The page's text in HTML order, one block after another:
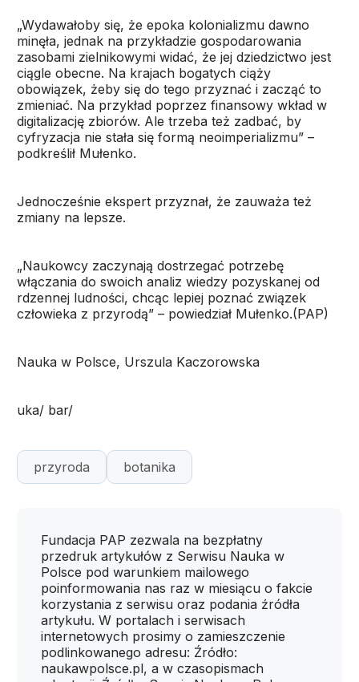
„Wydawałoby się, że epoka kolonializmu dawno
minęła, jednak na przykładzie gospodarowania
zasobami zielnikowymi widać, że jej dziedzictwo jest
ciągle obecne. Na krajach bogatych ciąży
obowiązek, żeby się do tego przyznać i zacząć to
zmieniać. Na przykład poprzez finansowy wkład w
digitalizację zbiorów. Ale trzeba też zadbać, by
cyfryzacja nie stała się formą neoimperializmu” –
podkreślił Mułenko.
Jednocześnie ekspert przyznał, że zauważa też
zmiany na lepsze.
„Naukowcy zaczynają dostrzegać potrzebę
włączania do swoich analiz wiedzy pozyskanej od
rdzennej ludności, chcąc lepiej poznać związek
człowieka z przyrodą” – powiedział Mułenko.(PAP)
Nauka w Polsce, Urszula Kaczorowska
uka/ bar/
przyroda botanika
Fundacja PAP zezwala na bezpłatny
przedruk artykułów z Serwisu Nauka w
Polsce pod warunkiem mailowego
poinformowania nas raz w miesiącu o fakcie
korzystania z serwisu oraz podania źródła
artykułu. W portalach i serwisach
internetowych prosimy o zamieszczenie
podlinkowanego adresu: Źródło:
naukawpolsce.pl, a w czasopismach